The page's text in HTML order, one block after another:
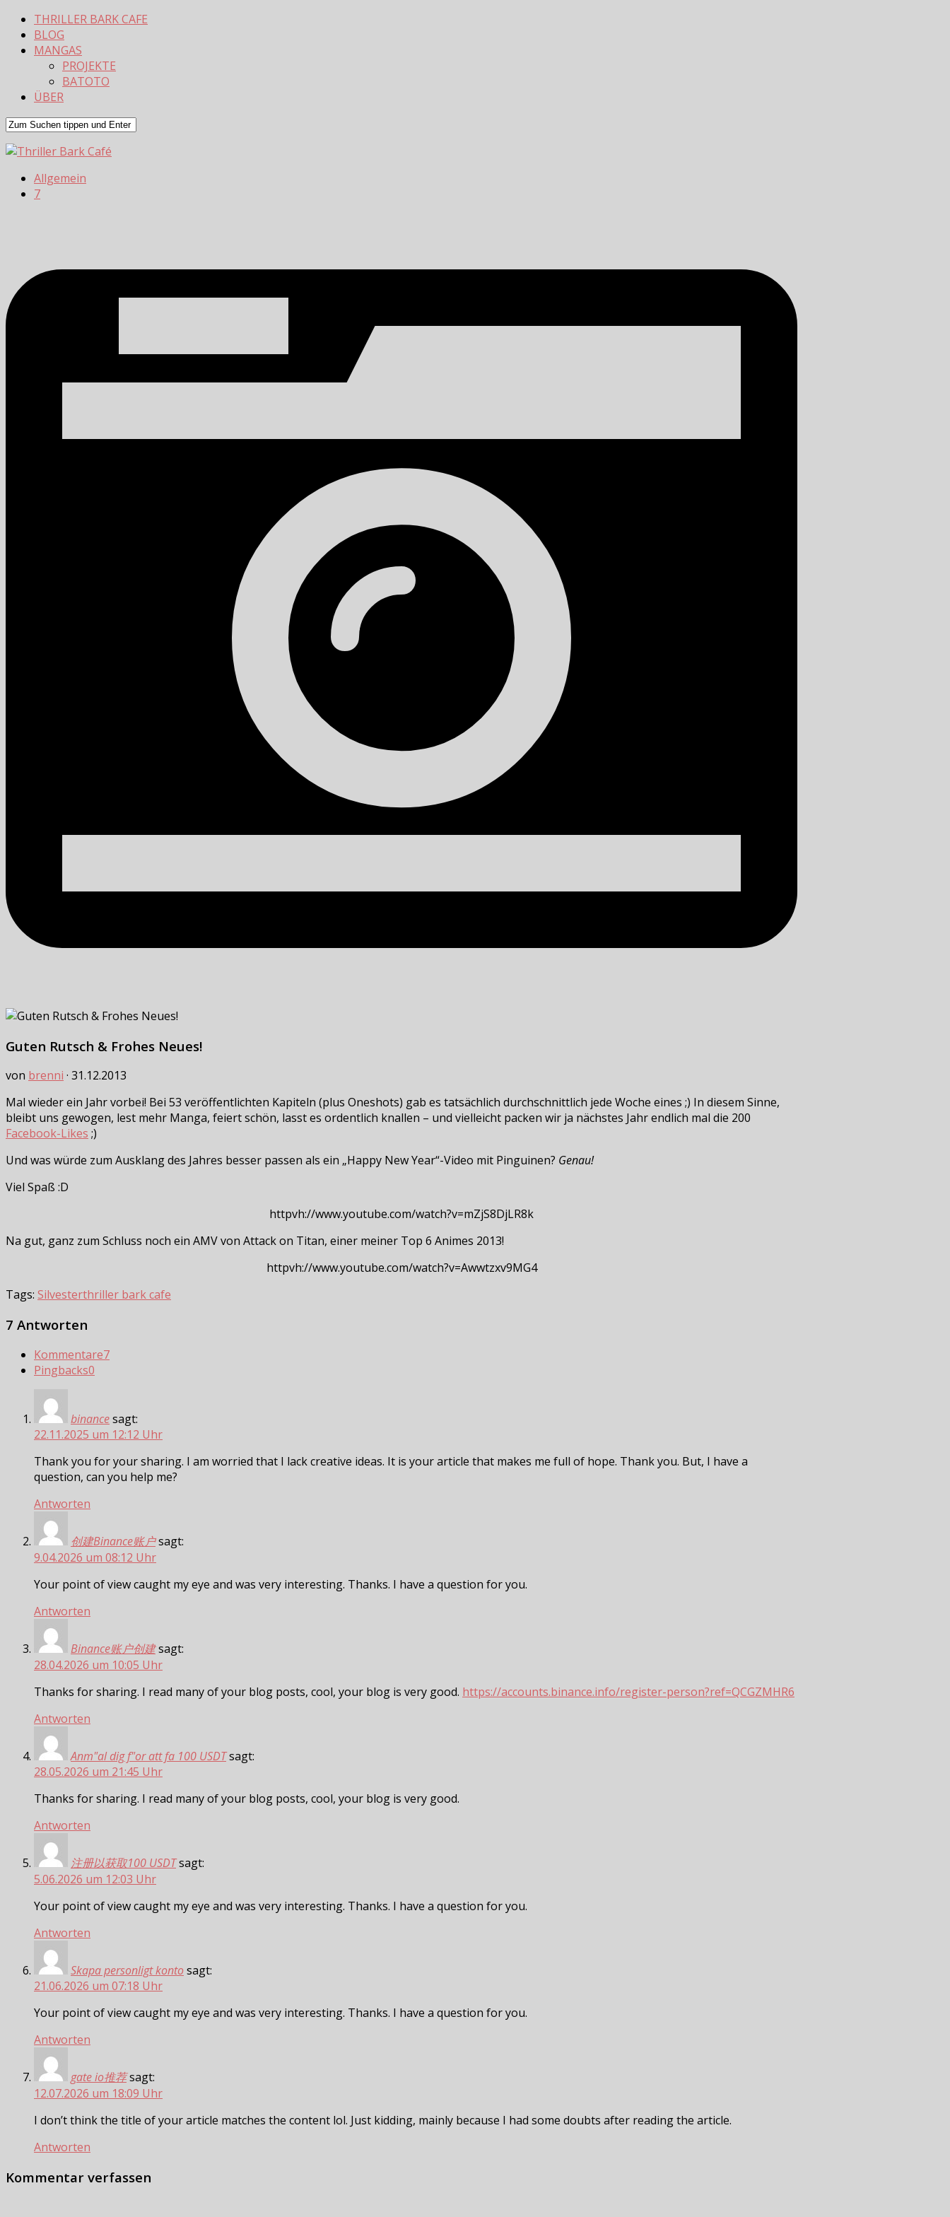
THRILLER BARK CAFE
BLOG
MANGAS
PROJEKTE
BATOTO
ÜBER
Allgemein
7
Guten Rutsch & Frohes Neues!
von brenni · 31.12.2013
Mal wieder ein Jahr vorbei! Bei 53 veröffentlichten Kapiteln (plus Oneshots) gab es tatsächlich durchschnittlich jede Woche eines ;) In diesem Sinne,
bleibt uns gewogen, lest mehr Manga, feiert schön, lasst es ordentlich knallen – und vielleicht packen wir ja nächstes Jahr endlich mal die 200
Facebook-Likes ;)
Und was würde zum Ausklang des Jahres besser passen als ein „Happy New Year“-Video mit Pinguinen? Genau!
Viel Spaß :D
httpvh://www.youtube.com/watch?v=mZjS8DjLR8k
Na gut, ganz zum Schluss noch ein AMV von Attack on Titan, einer meiner Top 6 Animes 2013!
httpvh://www.youtube.com/watch?v=Awwtzxv9MG4
Tags: Silvesterthriller bark cafe
7 Antworten
Kommentare7
Pingbacks0
binancesagt:
22.11.2025 um 12:12 Uhr
Thank you for your sharing. I am worried that I lack creative ideas. It is your article that makes me full of hope. Thank you. But, I have a
question, can you help me?
Antworten
创建Binance账户sagt:
9.04.2026 um 08:12 Uhr
Your point of view caught my eye and was very interesting. Thanks. I have a question for you.
Antworten
Binance账户创建sagt:
28.04.2026 um 10:05 Uhr
Thanks for sharing. I read many of your blog posts, cool, your blog is very good. https://accounts.binance.info/register-person?ref=QCGZMHR6
Antworten
Anm"al dig f"or att fa 100 USDTsagt:
28.05.2026 um 21:45 Uhr
Thanks for sharing. I read many of your blog posts, cool, your blog is very good.
Antworten
注册以获取100 USDTsagt:
5.06.2026 um 12:03 Uhr
Your point of view caught my eye and was very interesting. Thanks. I have a question for you.
Antworten
Skapa personligt kontosagt:
21.06.2026 um 07:18 Uhr
Your point of view caught my eye and was very interesting. Thanks. I have a question for you.
Antworten
gate io推荐sagt:
12.07.2026 um 18:09 Uhr
I don’t think the title of your article matches the content lol. Just kidding, mainly because I had some doubts after reading the article.
Antworten
Kommentar verfassen